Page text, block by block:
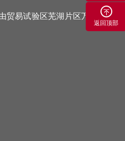
型控制柜电气使用维护手册 V1.1.2.pdf
贸易试验区芜湖片区万春东路
返回顶部